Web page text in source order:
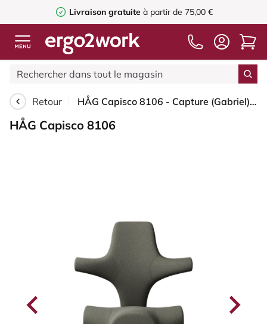
Livraison gratuite à partir de 75,00 €
Retour HÅG Capisco 8106 - Capture (Gabriel) - Laine / Polyamide - CPT4401 - Warm grey - Blush Rose - 265 mm (hauteur d’assise 53–79 cm) - Patins
HÅG Capisco 8106